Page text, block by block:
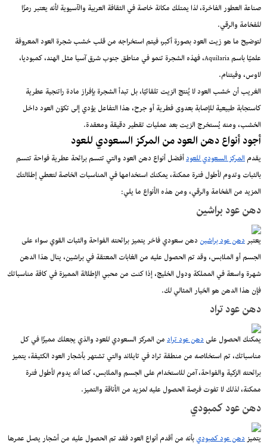
صناعة العطور الفاخرة، لذا يمتلك مكانة خاصة في الثقافة العربية والآسيوية لأنه يعتبر رمزًا
للفخامة والرقي.
لتوضيح ما هو زيت العود بصورة أكبر، فيتم استخراجه من قلب خشب شجرة العود المعروفة
علميًا باسم Aquilaria، فهذه الشجرة تنمو في مناطق جنوب شرق آسيا مثل الهند، كمبوديا،
لاوس، وفيتنام.
الغريب أن خشب العود لا يُنتج الزيت تلقائيًا، بل تبدأ الشجرة بإفراز مادة راتنجية عطرية
كاستجابة طبيعية للإصابة بعدوى فطرية أو جرح، هذا التفاعل يؤدي إلى تكوّن العود داخل
الخشب، ومنه يُستخرج الزيت بعد عمليات تقطير دقيقة ومعقدة.
أجود أنواع دهن العود من المركز السعودي للعود
يقدمالمركز السعودي للعودأفضل أنواع دهن العود والتي تتسم برائحة عطرية فواحة تتسم
بالثبات وتدوم لأطول فترة ممكنة، يمكنك استخدامها في المناسبات الخاصة لتعطي إطلالتك
المزيد من الفخامة والرقي، ومن هذه الأنواع ما يلي:
دهن عود براشين
يعتبردهن عود براشيندهن سعودي فاخر يتميز برائحته الفواحة والثبات القوي سواء على
الجسم أو الملابس، وقد تم الحصول عليه من الغابات المعتقة في براشين، ينال هذا الدهن
شهرة واسعة في المملكة ودول الخليج، إذا كنت من محبي الإطلالة المميزة في كافة مناسباتك
فإن هذا الدهن هو الخيار المثالي لك.
دهن عود تراد
يمكنك الحصول علىدهن عود ترادمن المركز السعودي للعود والذي يجعلك مميزًا في كل
مناسباتك، تم استخلاصه من منطقة تراد في تايلاند والتي تشتهر بأشجار العود الكثيفة، يتميز
برائحته الزكية والفواحة، آمن للاستخدام على الجسم والملابس، كما أنه يدوم لأطول فترة
ممكنة، لذلك لا تفوت فرصة الحصول عليه لمزيد من الأناقة والتميز.
دهن عود كمبودي
يتميزدهن عود كمبوديبأنه من أقدم أنواع العود فقد تم الحصول عليه من أشجار يصل عمرها